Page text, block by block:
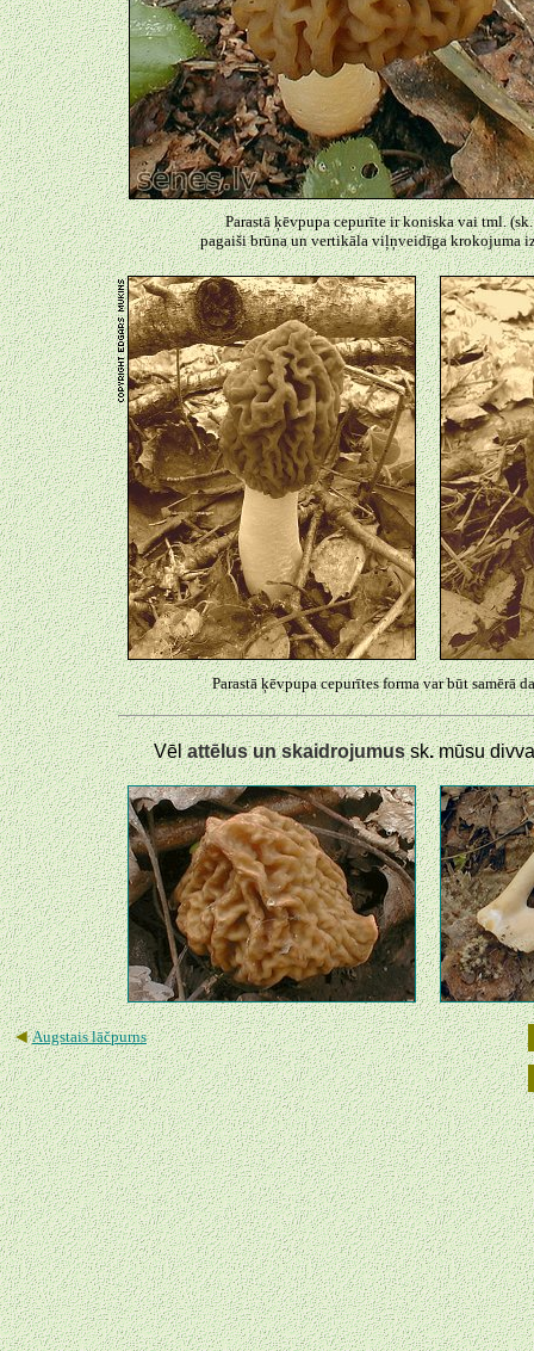
Parastā ķēvpupa cepurīte ir koniska vai tml.
pagaiši brūna un vertikāla viļņveidīga krokojuma
Parastā ķēvpupa cepurītes forma var būt samērā
Vēlattēlus un skaidrojumussk.mūsu
◄Augstais lāčpurns